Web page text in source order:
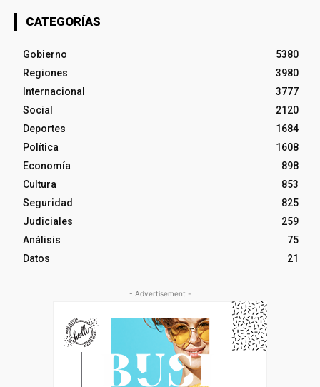
CATEGORÍAS
Gobierno
5380
Regiones
3980
Internacional
3777
Social
2120
Deportes
1684
Política
1608
Economía
898
Cultura
853
Seguridad
825
Judiciales
259
Análisis
75
Datos
21
- Advertisement -